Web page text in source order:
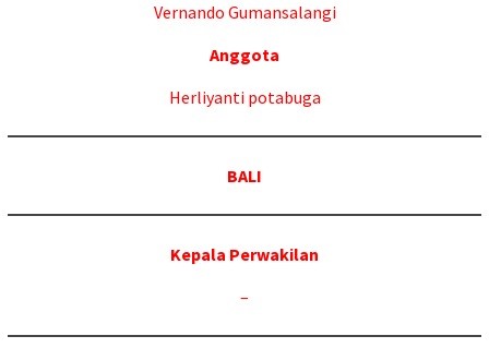
Vernando Gumansalangi
Anggota
Herliyanti potabuga
BALI
Kepala Perwakilan
–